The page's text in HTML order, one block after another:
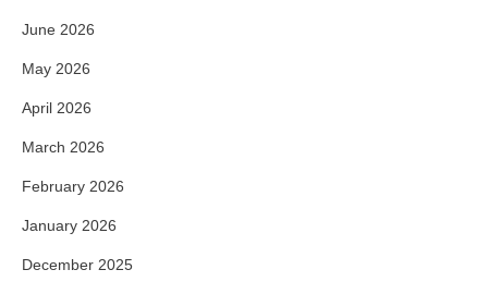
June 2026
May 2026
April 2026
March 2026
February 2026
January 2026
December 2025